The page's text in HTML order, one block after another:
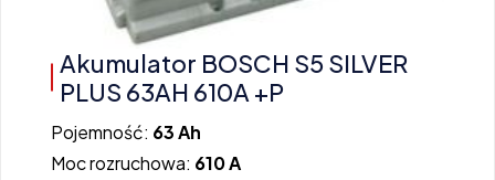
Akumulator BOSCH S5 SILVER
PLUS 63AH 610A +P
Pojemność: 63 Ah
Moc rozruchowa: 610 A